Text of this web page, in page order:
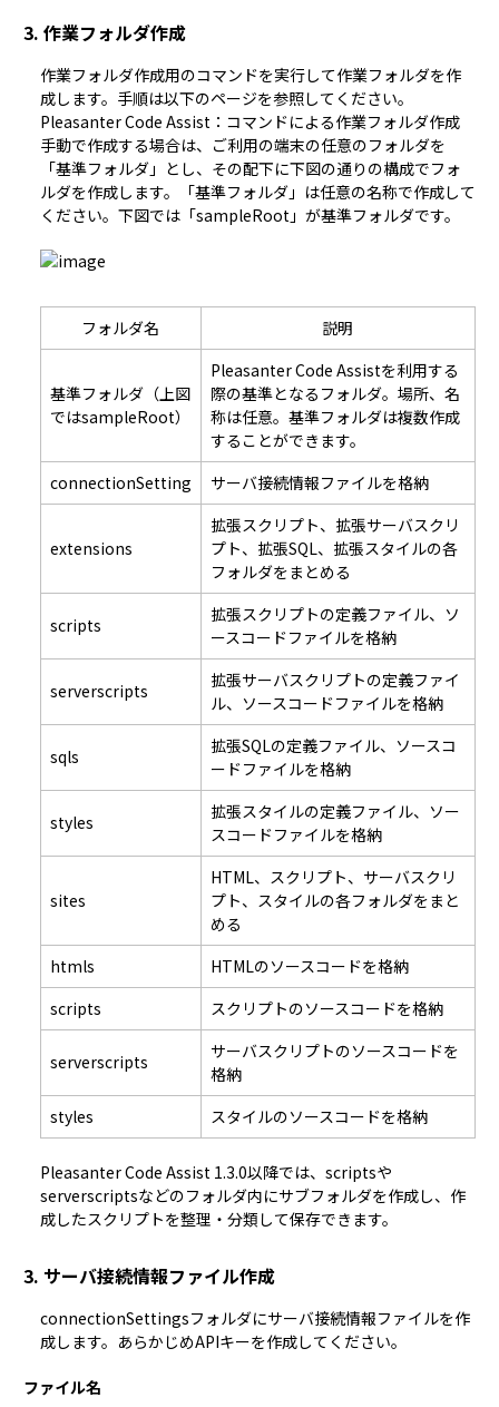
3. 作業フォルダ作成
作業フォルダ作成用のコマンドを実行して作業フォルダを作
Pleasanter Code Assist：コマンドによる作業フォルダ作成
手動で作成する場合は、ご利用の端末の任意のフォルダを
「基準フォルダ」とし、その配下に下図の通りの構成でフォ
ルダを作成します。「基準フォルダ」は任意の名称で作成して
フォルダ名 説明
基準フォルダ（上図
ではsampleRoot）
Pleasanter Code Assistを利用する
際の基準となるフォルダ。場所、名
称は任意。基準フォルダは複数作成
することができます。
connectionSetting
サーバ接続情報ファイルを格納
extensions
拡張スクリプト、拡張サーバスクリ
プト、拡張SQL、拡張スタイルの各
フォルダをまとめる
scripts
拡張スクリプトの定義ファイル、ソ
ースコードファイルを格納
serverscripts
拡張サーバスクリプトの定義ファイ
ル、ソースコードファイルを格納
sqls
拡張SQLの定義ファイル、ソースコ
ードファイルを格納
styles
拡張スタイルの定義ファイル、ソー
スコードファイルを格納
sites
HTML、スクリプト、サーバスクリ
プト、スタイルの各フォルダをまと
める
htmls
HTMLのソースコードを格納
scripts
スクリプトのソースコードを格納
serverscripts
サーバスクリプトのソースコードを
格納
styles
スタイルのソースコードを格納
Pleasanter Code Assist 1.3.0以降では、scriptsや
serverscriptsなどのフォルダ内にサブフォルダを作成し、作
成したスクリプトを整理・分類して保存できます。
3. サーバ接続情報ファイル作成
connectionSettingsフォルダにサーバ接続情報ファイルを作
成します。あらかじめAPIキーを作成してください。
ファイル名